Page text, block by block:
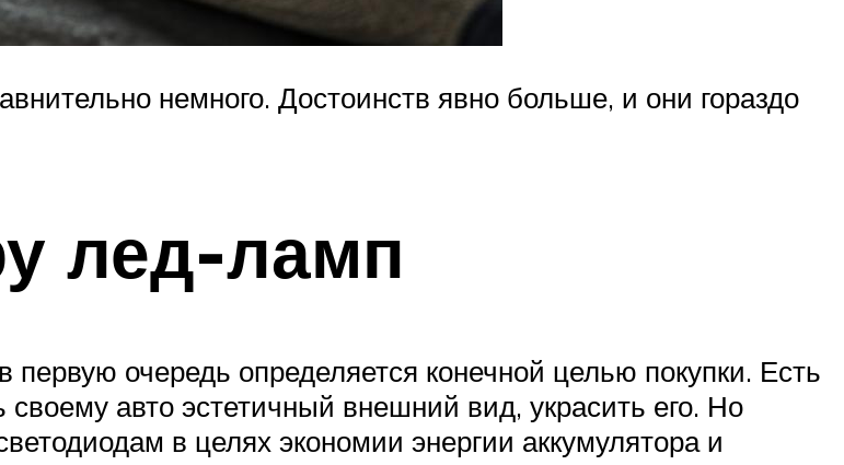
немного. Достоинств явно больше, и они гораздо
лед-ламп
очередь определяется конечной целью покупки. Есть
авто эстетичный внешний вид, украсить его. Но
в целях экономии энергии аккумулятора и